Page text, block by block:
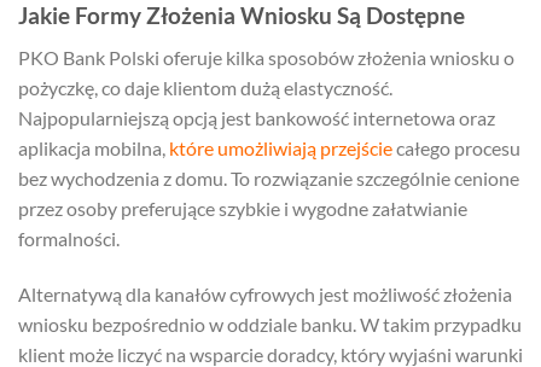
Jakie Formy Złożenia Wniosku Są Dostępne
PKO Bank Polski oferuje kilka sposobów złożenia wniosku o
pożyczkę, co daje klientom dużą elastyczność.
Najpopularniejszą opcją jest bankowość internetowa oraz
aplikacja mobilna, które umożliwiają przejściecałego procesu
bez wychodzenia z domu. To rozwiązanie szczególnie cenione
przez osoby preferujące szybkie i wygodne załatwianie
formalności.
Alternatywą dla kanałów cyfrowych jest możliwość złożenia
wniosku bezpośrednio w oddziale banku. W takim przypadku
klient może liczyć na wsparcie doradcy, który wyjaśni warunki